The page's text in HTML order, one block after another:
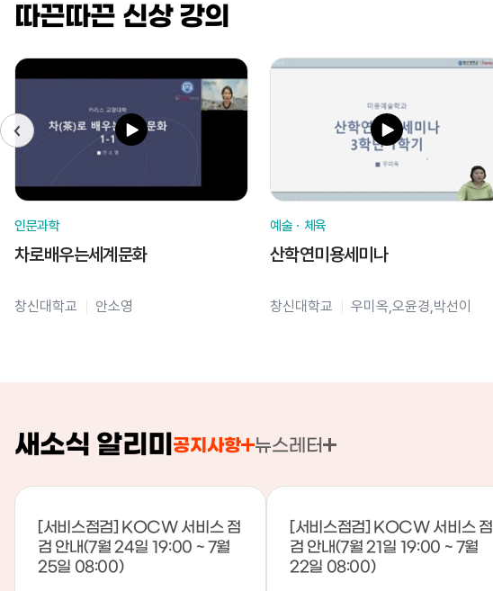
따끈따끈 신상 강의
인문과학
차로배우는세계문화
창신대학교 안소영
예술ㆍ체육
산학연미용세미나
창신대학교 우미옥,오윤경,박선이
새소식 알리미 공지사항 뉴스레터
[서비스점검] KOCW 서비스 점
검 안내(7월 24일 19:00 ~ 7월
25일 08:00)
[서비스점검] KOCW 서비스 점
검 안내(7월 21일 19:00 ~ 7월
22일 08:00)